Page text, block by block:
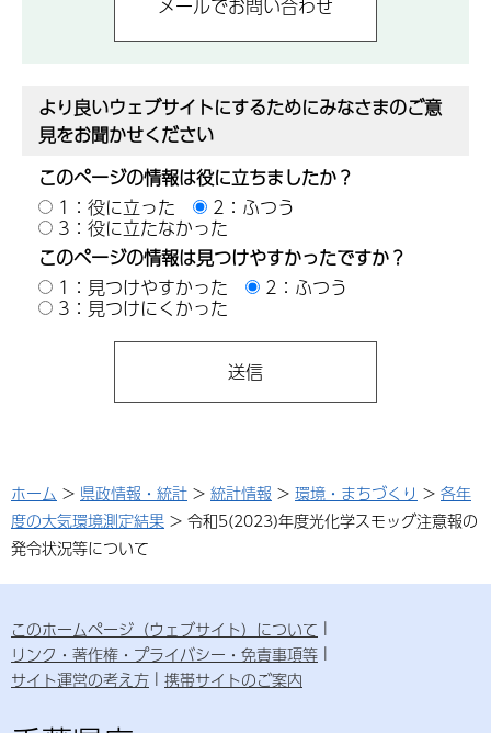
より良いウェブサイトにするためにみなさまのご意
見をお聞かせください
このページの情報は役に立ちましたか？
1：役に立った
2：ふつう
3：役に立たなかった
このページの情報は見つけやすかったですか？
1：見つけやすかった
2：ふつう
3：見つけにくかった
ホーム > 県政情報・統計 > 統計情報 > 環境・まちづくり > 各年
度の大気環境測定結果 > 令和5(2023)年度光化学スモッグ注意報の
発令状況等について
このホームページ（ウェブサイト）について
リンク・著作権・プライバシー・免責事項等
サイト運営の考え方
携帯サイトのご案内